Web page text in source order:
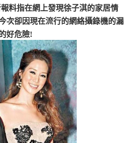
料指在網上發現徐子淇的家居情
次卻因現在流行的網絡攝錄機的漏
好危險!